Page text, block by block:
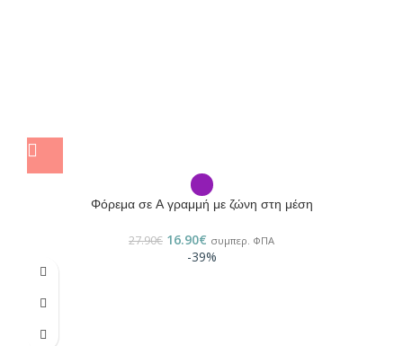
Φόρεμα σε Α γραμμή με ζώνη στη μέση
27.90€ 16.90€ συμπερ. ΦΠΑ
-39%